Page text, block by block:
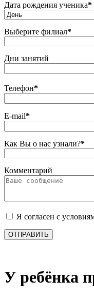
Дата рождения ученика*
Выберите филиал*
Дни занятий
Телефон*
E-mail*
Как Вы о нас узнали?*
Комментарий
Я согласен с
ОТПРАВИТЬ
У ребёнка